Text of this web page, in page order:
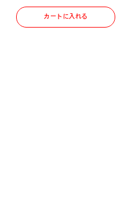
カートに入れる